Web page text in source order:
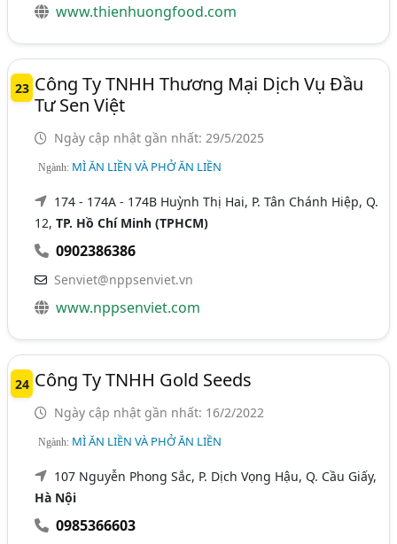
www.thienhuongfood.com
23 Công Ty TNHH Thương Mại Dịch Vụ Đầu
Tư Sen Việt
Ngày cập nhật gần nhất: 29/5/2025
Ngành: MÌ ĂN LIỀN VÀ PHỞ ĂN LIỀN
174 - 174A - 174B Huỳnh Thị Hai, P. Tân Chánh Hiệp, Q.
12,TP. Hồ Chí Minh (TPHCM)
0902386386
Senviet@nppsenviet.vn
www.nppsenviet.com
24 Công Ty TNHH Gold Seeds
Ngày cập nhật gần nhất: 16/2/2022
Ngành: MÌ ĂN LIỀN VÀ PHỞ ĂN LIỀN
107 Nguyễn Phong Sắc, P. Dịch Vọng Hậu, Q. Cầu Giấy,
Hà Nội
0985366603